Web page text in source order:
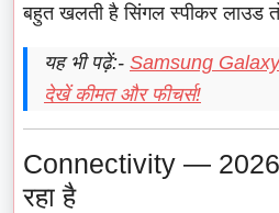
बहुत खलती है सिंगल स्पीकर लाउड
यह भी पढ़ें:- Samsung Galaxy
देखें कीमत और फीचर्स!
Connectivity — 2026
रहा है